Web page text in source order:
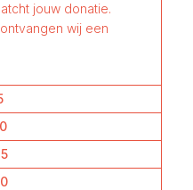
jouw donatie.
wij een